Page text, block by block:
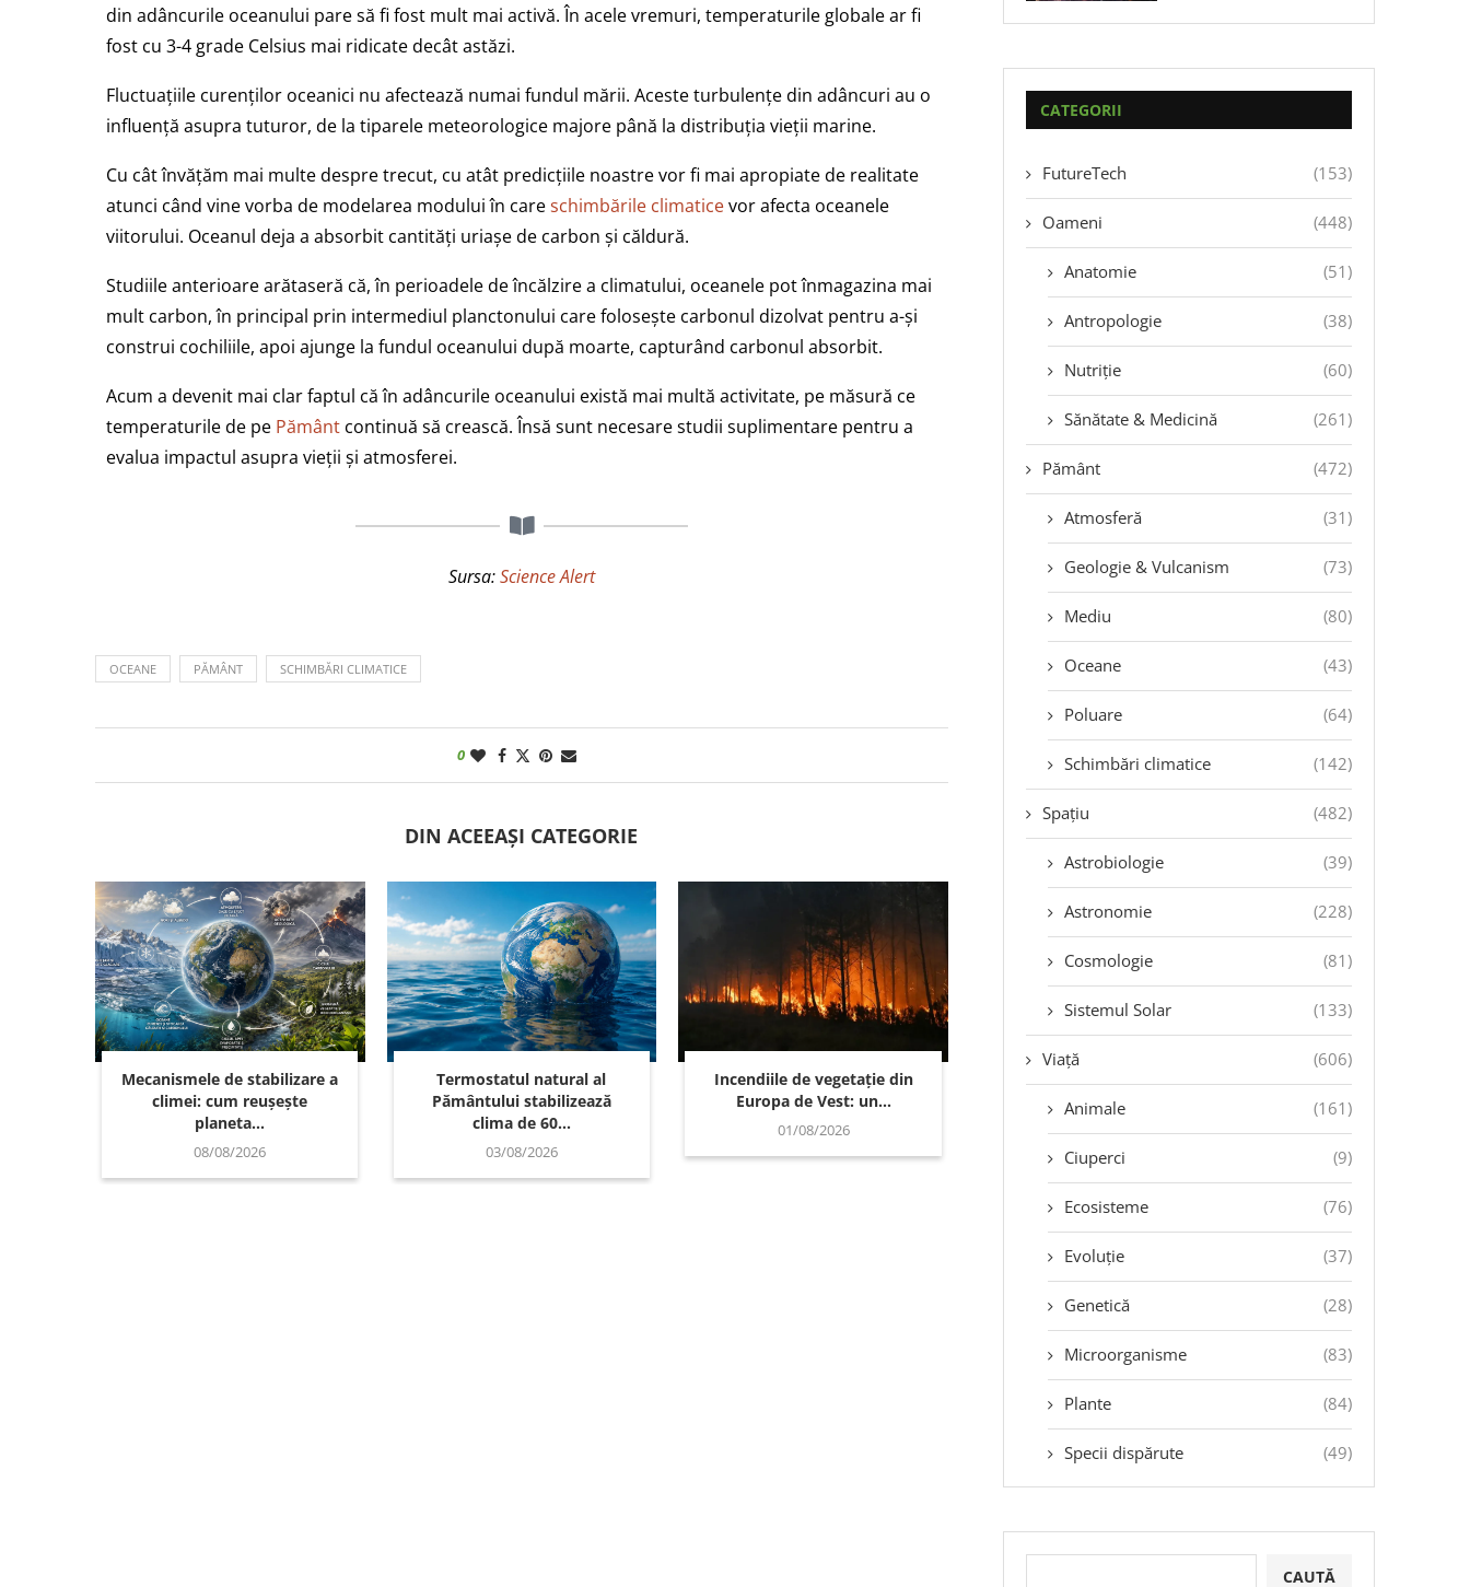
din adâncurile oceanului pare să fi fost mult mai activă. În acele vremuri, temperaturile globale ar fi
fost cu 3-4 grade Celsius mai ridicate decât astăzi.
Fluctuațiile curenților oceanici nu afectează numai fundul mării. Aceste turbulențe din adâncuri au o
influență asupra tuturor, de la tiparele meteorologice majore până la distribuția vieții marine.
Cu cât învățăm mai multe despre trecut, cu atât predicțiile noastre vor fi mai apropiate de realitate
atunci când vine vorba de modelarea modului în careschimbările climaticevor afecta oceanele
viitorului. Oceanul deja a absorbit cantități uriașe de carbon și căldură.
Studiile anterioare arătaseră că, în perioadele de încălzire a climatului, oceanele pot înmagazina mai
mult carbon, în principal prin intermediul planctonului care folosește carbonul dizolvat pentru a-și
construi cochiliile, apoi ajunge la fundul oceanului după moarte, capturând carbonul absorbit.
Acum a devenit mai clar faptul că în adâncurile oceanului există mai multă activitate, pe măsură ce
temperaturile de pe Pământ continuă să crească. Însă sunt necesare studii suplimentare pentru a
evalua impactul asupra vieții și atmosferei.
Sursa:Science Alert
OCEANE PĂMÂNT SCHIMBĂRI CLIMATICE
0
DIN ACEEAȘI CATEGORIE
Mecanismele de stabilizare a
climei: cum reușește
planeta...
08/08/2026
Termostatul natural al
Pământului stabilizează
clima de 60...
03/08/2026
Incendiile de vegetație din
Europa de Vest: un...
01/08/2026
CATEGORII
FutureTech (153)
Oameni (448)
Anatomie (51)
Antropologie (38)
Nutriție (60)
Sănătate & Medicină (261)
Pământ (472)
Atmosferă (31)
Geologie & Vulcanism (73)
Mediu (80)
Oceane (43)
Poluare (64)
Schimbări climatice (142)
Spațiu (482)
Astrobiologie (39)
Astronomie (228)
Cosmologie (81)
Sistemul Solar (133)
Viață (606)
Animale (161)
Ciuperci (9)
Ecosisteme (76)
Evoluție (37)
Genetică (28)
Microorganisme (83)
Plante (84)
Specii dispărute (49)
CAUTĂ